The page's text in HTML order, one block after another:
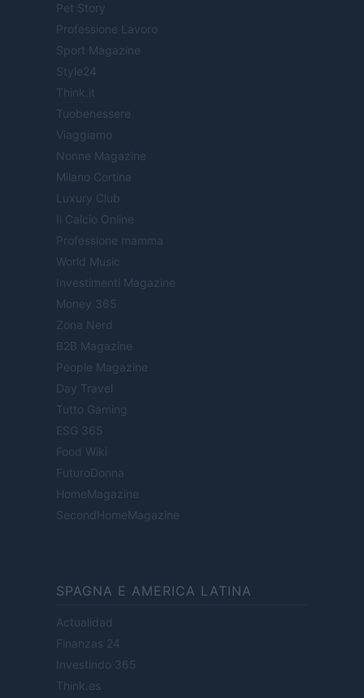
Pet Story
Professione Lavoro
Sport Magazine
Style24
Think.it
Tuobenessere
Viaggiamo
Nonne Magazine
Milano Cortina
Luxury Club
Il Calcio Online
Professione mamma
World Music
Investimenti Magazine
Money 365
Zona Nerd
B2B Magazine
People Magazine
Day Travel
Tutto Gaming
ESG 365
Food Wiki
FuturoDonna
HomeMagazine
SecondHomeMagazine
SPAGNA E AMERICA LATINA
Actualidad
Finanzas 24
Investindo 365
Think.es